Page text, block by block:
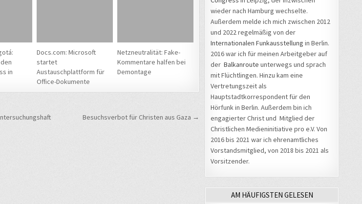
in
Docs.com: Microsoft
startet
Austauschplattform für
Office-Dokumente
Netzneutralität: Fake-
Kommentare halfen bei
Demontage
Besuchsverbot für Christen aus Gaza →
wieder nach Hamburg wechselte.
Außerdem melde ich mich zwischen 2012
und 2022 regelmäßig von der
Internationalen Funkausstellung in Berlin.
2016 war ich für meinen Arbeitgeber auf
der Balkanroute unterwegs und sprach
mit Flüchtlingen. Hinzu kam eine
Vertretungszeit als
Hauptstadtkorrespondent für den
Hörfunk in Berlin. Außerdem bin ich
engagierter Christ und Mitglied der
Christlichen Medieninitiative pro e.V. Von
2016 bis 2021 war ich ehrenamtliches
Vorstandsmitglied, von 2018 bis 2021 als
Vorsitzender.
AM HÄUFIGSTEN GELESEN